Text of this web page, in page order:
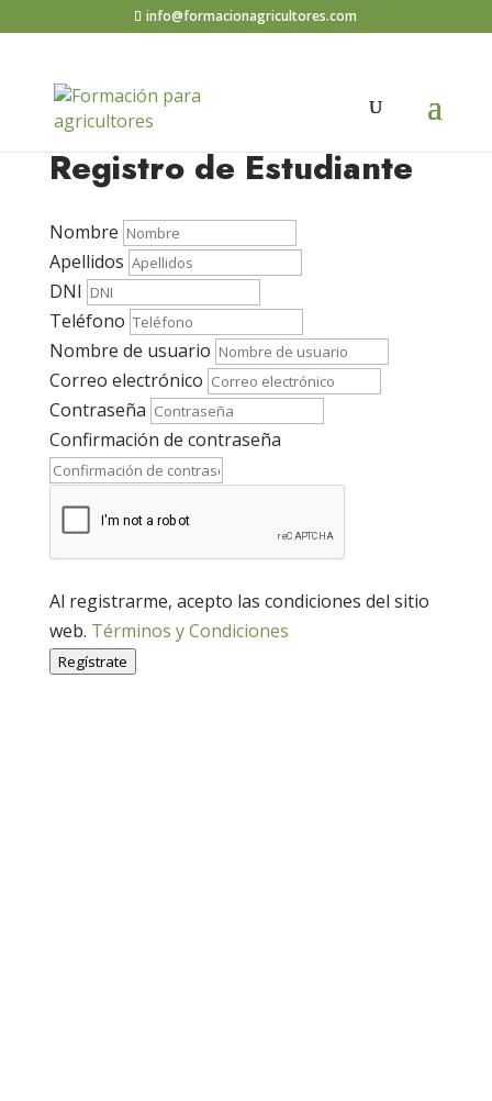
info@formacionagricultores.com
Registro de Estudiante
Nombre
Apellidos
DNI
Teléfono
Nombre de usuario
Correo electrónico
Contraseña
Confirmación de contraseña
Al registrarme, acepto las condiciones del sitio
web. Términos y Condiciones
Regístrate